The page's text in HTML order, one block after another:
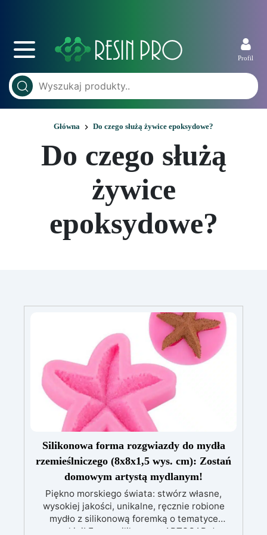
Profil
Główna Do czego służą żywice epoksydowe?
Do czego służą
żywice
epoksydowe?
Silikonowa forma rozgwiazdy do mydła
rzemieślniczego (8x8x1,5 wys. cm): Zostań
domowym artystą mydlanym!
Piękno morskiego świata: stwórz własne,
wysokiej jakości, unikalne, ręcznie robione
mydło z silikonową foremką o tematyce
morskiej! Formy silikonowe ARTSOAP do